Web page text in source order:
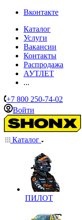
Вконтакте
Каталог
Услуги
Вакансии
Контакты
Распродажа
АУТЛЕТ
...
+7 800 250-74-02
Войти
Каталог
ПИЛОТ